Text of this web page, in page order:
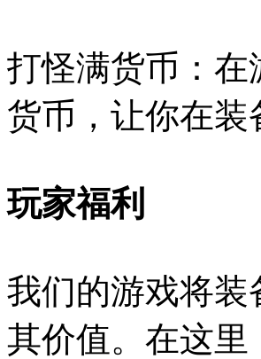
打怪满货币：
货币，让你在
玩家福利
我们的游戏将
其价值。在这